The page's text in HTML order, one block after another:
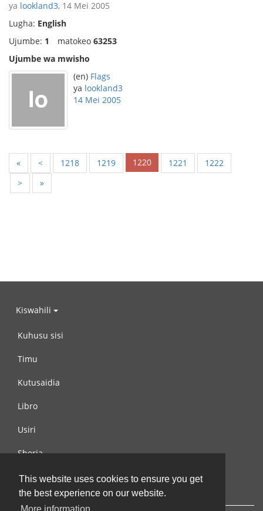
This website uses cookies to ensure you get
the best experience on our website.
ya lookland3, 14 Mei 2005
Lugha: English
Ujumbe: 1 matokeo 63253
Ujumbe wa mwisho
(en) Flags
ya lookland3
14 Mei 2005
« < 1218 1219 1220 1221
1222
>
»
Kiswahili
Kuhusu sisi
Timu
Kutusaidia
Libro
Usiri
Sheria
Wasiliana na si